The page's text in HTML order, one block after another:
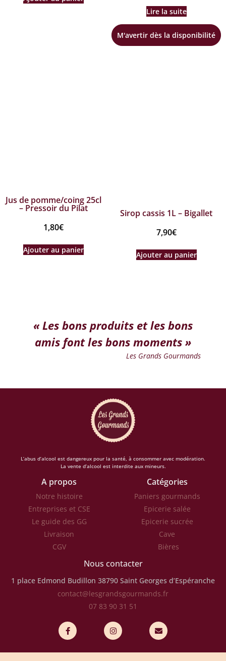
Lire la suite
M'avertir dès la disponibilité
Jus de pomme/coing 25cl
– Pressoir du Pilat
1,80€
Ajouter au panier
Sirop cassis 1L – Bigallet
7,90€
Ajouter au panier
« Les bons produits et les bons
amis font les bons moments »
Les Grands Gourmands
L’abus d’alcool est dangereux pour la santé, à consommer avec modération.
La vente d’alcool est interdite aux mineurs.
A propos
Notre histoire
Entreprises et CSE
Le guide des GG
Livraison
CGV
Catégories
Paniers gourmands
Epicerie salée
Epicerie sucrée
Cave
Bières
Nous contacter
1 place Edmond Budillon 38790 Saint Georges d’Espéranche
contact@lesgrandsgourmands.fr
07 83 90 31 51